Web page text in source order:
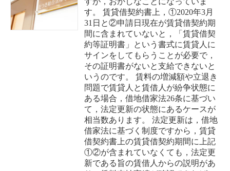
す。 賃貸借契約書上，①2020年3月
31日と②申請日現在が賃貸借契約期
間に含まれていないと，「賃貸借契
約等証明書」という書式に賃貸人に
サインをしてもらうことが必要で，
その証明書がないと支給できないと
いうのです。 賃料の増減額や立退き
問題で賃貸人と賃借人が紛争状態に
ある場合，借地借家法26条に基づい
て，法定更新の状態にあるケースが
相当数あります。 法定更新は，借地
借家法に基づく制度ですから，賃貸
借契約書上の賃貸借契約期間に上記
①②が含まれていなくても，法定更
新である旨の賃借人からの説明があ